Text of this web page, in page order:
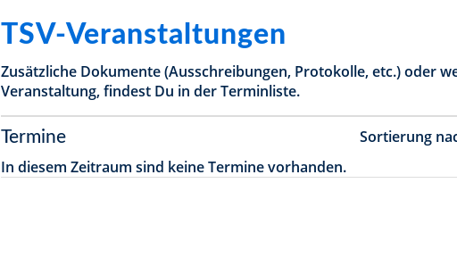
TSV-Veranstaltungen
Zusätzliche Dokumente (Ausschreibungen, Protokolle, etc.) oder
Veranstaltung, findest Du in der Terminliste.
Termine Sortierung
In diesem Zeitraum sind keine Termine vorhanden.